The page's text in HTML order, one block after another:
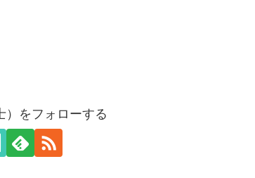
）をフォローする